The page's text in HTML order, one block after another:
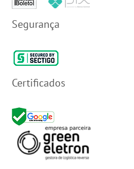
Segurança
Certificados